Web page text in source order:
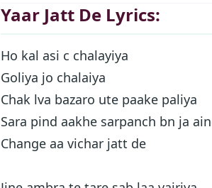
Yaar Jatt De Lyrics:
Ho kal asi c chalayiya
Goliya jo chalaiya
Chak lva bazaro ute paake paliya
Sara pind aakhe sarpanch bn ja
Change aa vichar jatt de